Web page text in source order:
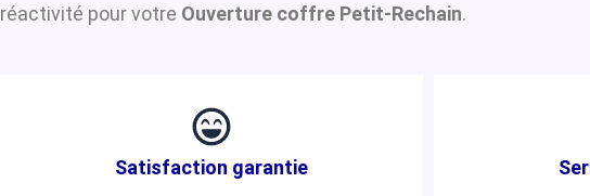
réactivité pour votre Ouverture coffre Petit-Rechain.
Satisfaction garantie